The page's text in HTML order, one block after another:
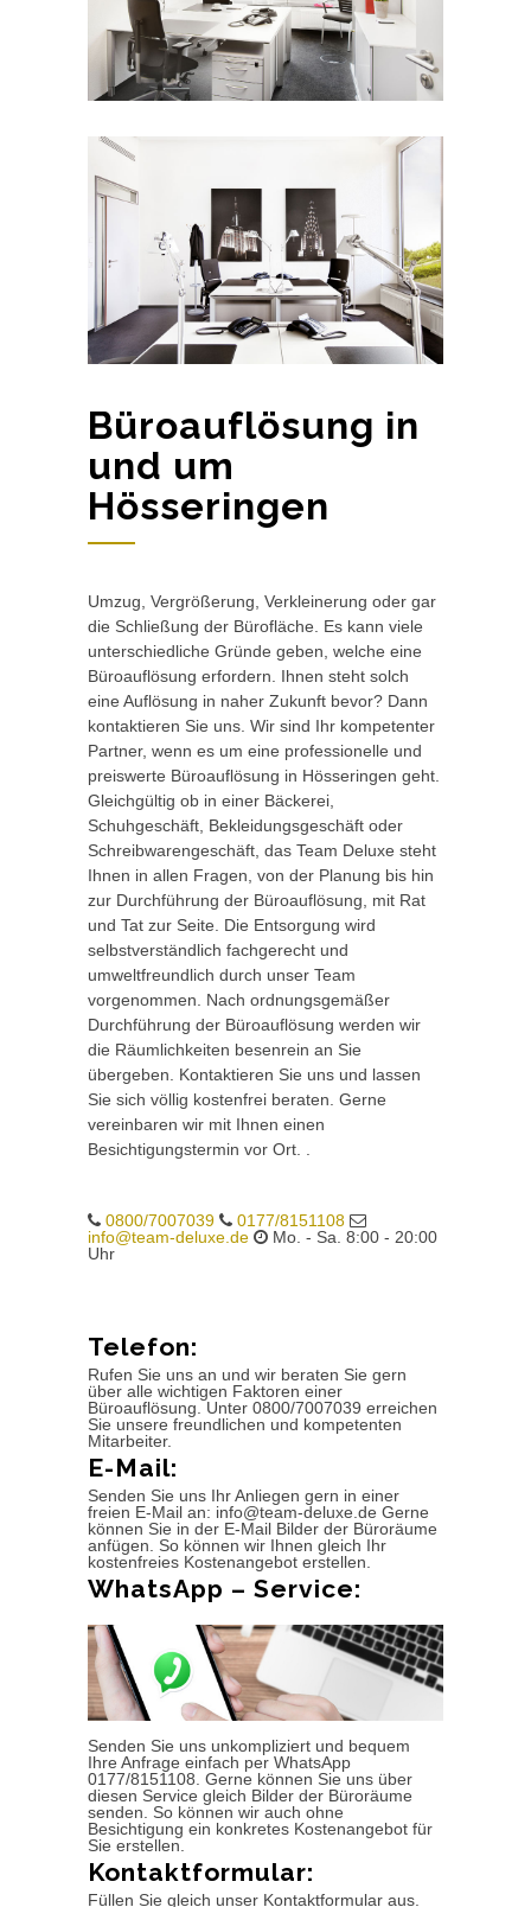
Büroauflösung in
und um
Hösseringen
Umzug, Vergrößerung, Verkleinerung oder gar
die Schließung der Bürofläche. Es kann viele
unterschiedliche Gründe geben, welche eine
Büroauflösung erfordern. Ihnen steht solch
eine Auflösung in naher Zukunft bevor? Dann
kontaktieren Sie uns. Wir sind Ihr kompetenter
Partner, wenn es um eine professionelle und
preiswerte Büroauflösung in Hösseringen geht.
Gleichgültig ob in einer Bäckerei,
Schuhgeschäft, Bekleidungsgeschäft oder
Schreibwarengeschäft, das Team Deluxe steht
Ihnen in allen Fragen, von der Planung bis hin
zur Durchführung der Büroauflösung, mit Rat
und Tat zur Seite. Die Entsorgung wird
selbstverständlich fachgerecht und
umweltfreundlich durch unser Team
vorgenommen. Nach ordnungsgemäßer
Durchführung der Büroauflösung werden wir
die Räumlichkeiten besenrein an Sie
übergeben. Kontaktieren Sie uns und lassen
Sie sich völlig kostenfrei beraten. Gerne
vereinbaren wir mit Ihnen einen
Besichtigungstermin vor Ort. .
0800/7007039
0177/8151108
info@team-deluxe.de
Mo. - Sa. 8:00 - 20:00
Uhr
Telefon:
Rufen Sie uns an und wir beraten Sie gern
über alle wichtigen Faktoren einer
Büroauflösung. Unter 0800/7007039 erreichen
Sie unsere freundlichen und kompetenten
Mitarbeiter.
E-Mail:
Senden Sie uns Ihr Anliegen gern in einer
freien E-Mail an: info@team-deluxe.de Gerne
können Sie in der E-Mail Bilder der Büroräume
anfügen. So können wir Ihnen gleich Ihr
kostenfreies Kostenangebot erstellen.
WhatsApp – Service:
Senden Sie uns unkompliziert und bequem
Ihre Anfrage einfach per WhatsApp
0177/8151108. Gerne können Sie uns über
diesen Service gleich Bilder der Büroräume
senden. So können wir auch ohne
Besichtigung ein konkretes Kostenangebot für
Sie erstellen.
Kontaktformular:
Füllen Sie gleich unser Kontaktformular aus.